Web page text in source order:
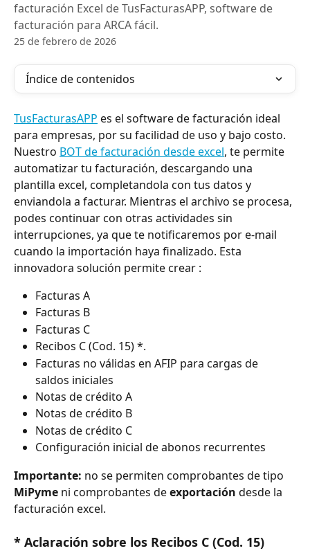
facturación Excel de TusFacturasAPP, software de
facturación para ARCA fácil.
25 de febrero de 2026
Índice de contenidos
TusFacturasAPP es el software de facturación ideal
para empresas, por su facilidad de uso y bajo costo.
Nuestro BOT de facturación desde excel, te permite
automatizar tu facturación, descargando una
plantilla excel, completandola con tus datos y
enviandola a facturar. Mientras el archivo se procesa,
podes continuar con otras actividades sin
interrupciones, ya que te notificaremos por e-mail
cuando la importación haya finalizado. Esta
innovadora solución permite crear :
Facturas A
Facturas B
Facturas C
Recibos C (Cod. 15) *.
Facturas no válidas en AFIP para cargas de
saldos iniciales
Notas de crédito A
Notas de crédito B
Notas de crédito C
Configuración inicial de abonos recurrentes
Importante: no se permiten comprobantes de tipo
MiPyme ni comprobantes de exportación desde la
facturación excel.
* Aclaración sobre los Recibos C (Cod. 15)